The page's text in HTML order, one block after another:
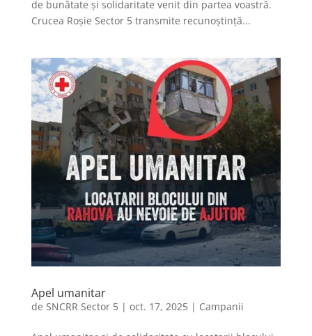
de bunătate și solidaritate venit din partea voastră.
Crucea Roșie Sector 5 transmite recunoștință...
Apel umanitar
de SNCRR Sector 5| oct. 17, 2025| Campanii